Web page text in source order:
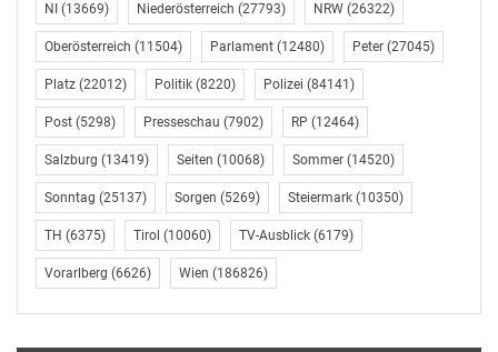
ORF trauert um Karl
Kofler
März 2, 2020
In "Kultur"
Brandneu: Reinsperger
und Rubey drehen
dritten Salzburger ORF-
Landkrimi
Februar 28, 2021
In "Kultur"
NI (13669) Niederösterreich (27793) NRW (26322)
Oberösterreich (11504) Parlament (12480) Peter (27045)
Platz (22012) Politik (8220) Polizei (84141)
Post (5298) Presseschau (7902) RP (12464)
Salzburg (13419) Seiten (10068) Sommer (14520)
Sonntag (25137) Sorgen (5269) Steiermark (10350)
TH (6375) Tirol (10060) TV-Ausblick (6179)
Vorarlberg (6626) Wien (186826)